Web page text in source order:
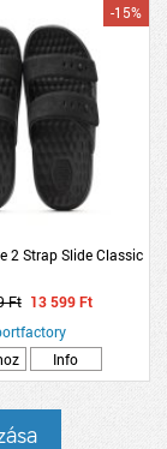
2 Strap Slide Classic
-15%
Ft 13 599 Ft
Info